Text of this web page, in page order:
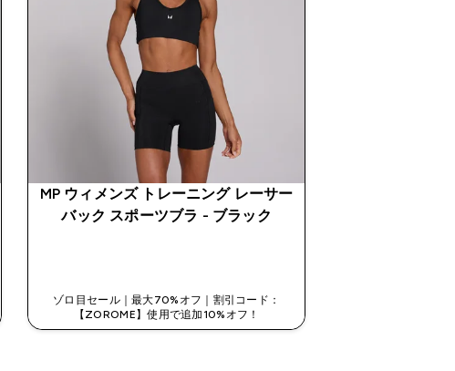
MP ウィメンズ トレーニング レーサー
バック スポーツブラ - ブラック
ゾロ目セール｜最大70%オフ｜割引コード：
【ZOROME】使用で追加10%オフ！